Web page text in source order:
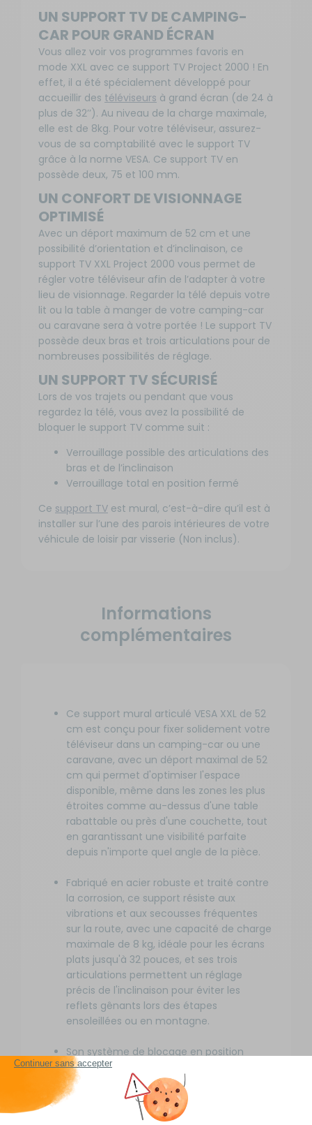
UN SUPPORT TV DE CAMPING-
CAR POUR GRAND ÉCRAN
Vous allez voir vos programmes favoris en
mode XXL avec ce support TV Project 2000 ! En
effet, il a été spécialement développé pour
accueillir des téléviseurs à grand écran (de 24 à
plus de 32’’). Au niveau de la charge maximale,
elle est de 8kg. Pour votre téléviseur, assurez-
vous de sa comptabilité avec le support TV
grâce à la norme VESA. Ce support TV en
possède deux, 75 et 100 mm.
UN CONFORT DE VISIONNAGE
OPTIMISÉ
Avec un déport maximum de 52 cm et une
possibilité d’orientation et d’inclinaison, ce
support TV XXL Project 2000 vous permet de
régler votre téléviseur afin de l’adapter à votre
lieu de visionnage. Regarder la télé depuis votre
lit ou la table à manger de votre camping-car
ou caravane sera à votre portée ! Le support TV
possède deux bras et trois articulations pour de
nombreuses possibilités de réglage.
UN SUPPORT TV SÉCURISÉ
Lors de vos trajets ou pendant que vous
regardez la télé, vous avez la possibilité de
bloquer le support TV comme suit :
Verrouillage possible des articulations des
bras et de l’inclinaison
Verrouillage total en position fermé
Ce support TV est mural, c’est-à-dire qu’il est à
installer sur l’une des parois intérieures de votre
véhicule de loisir par visserie (Non inclus).
Informations
complémentaires
Ce support mural articulé VESA XXL de 52
cm est conçu pour fixer solidement votre
téléviseur dans un camping-car ou une
caravane, avec un déport maximal de 52
cm qui permet d'optimiser l'espace
disponible, même dans les zones les plus
étroites comme au-dessus d'une table
rabattable ou près d'une couchette, tout
en garantissant une visibilité parfaite
depuis n'importe quel angle de la pièce.
Fabriqué en acier robuste et traité contre
la corrosion, ce support résiste aux
vibrations et aux secousses fréquentes
sur la route, avec une capacité de charge
maximale de 8 kg, idéale pour les écrans
plats jusqu'à 32 pouces, et ses trois
articulations permettent un réglage
précis de l'inclinaison pour éviter les
reflets gênants lors des étapes
ensoleillées ou en montagne.
Son système de blocage en position
fermée sécurise votre téléviseur pendant
les trajets, évitant tout mouvement
intempestif, tandis que son poids léger de
1,2 kg facilite l'installation sans alourdir